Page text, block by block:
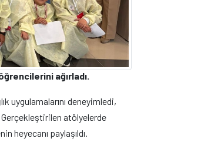
ağırladı.
uygulamalarını deneyimledi,
Gerçekleştirilen atölyelerde
heyecanı paylaşıldı.